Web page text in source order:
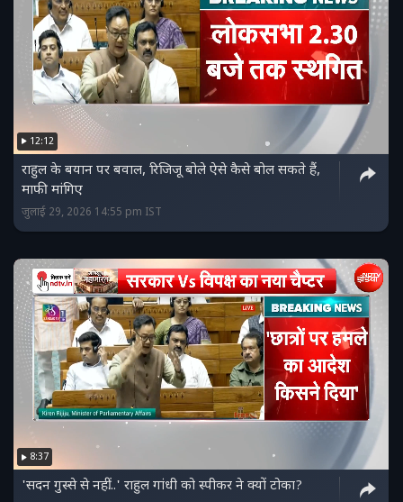
12:12
राहुल के बयान पर बवाल, रिजिजू बोले ऐसे कैसे बोल सकते हैं,
माफी मांगिए
जुलाई 29, 2026 14:55 pm IST
8:37
'सदन गुस्से से नहीं...' राहुल गांधी को स्पीकर ने क्यों टोका?